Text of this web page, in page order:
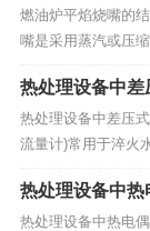
燃油炉平焰烧嘴的
嘴是采用蒸汽或压
头部环境（或多孔
切线进入风套旋转
形成平面燃烧。燃
热处理设备中差
热处理设备中差压
流量计)常用于淬火
流量检测件产生的
测量流量的仪表。
显示仪表)组成。通
热处理设备中
热处理设备中热电